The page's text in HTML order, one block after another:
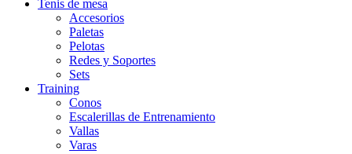
Tenis de mesa
Accesorios
Paletas
Pelotas
Redes y Soportes
Sets
Training
Conos
Escalerillas de Entrenamiento
Vallas
Varas